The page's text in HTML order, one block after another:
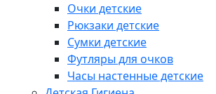
Очки детские
Рюкзаки детские
Сумки детские
Футляры для очков
Часы настенные детские